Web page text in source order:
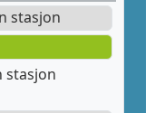
stasjon
stasjon